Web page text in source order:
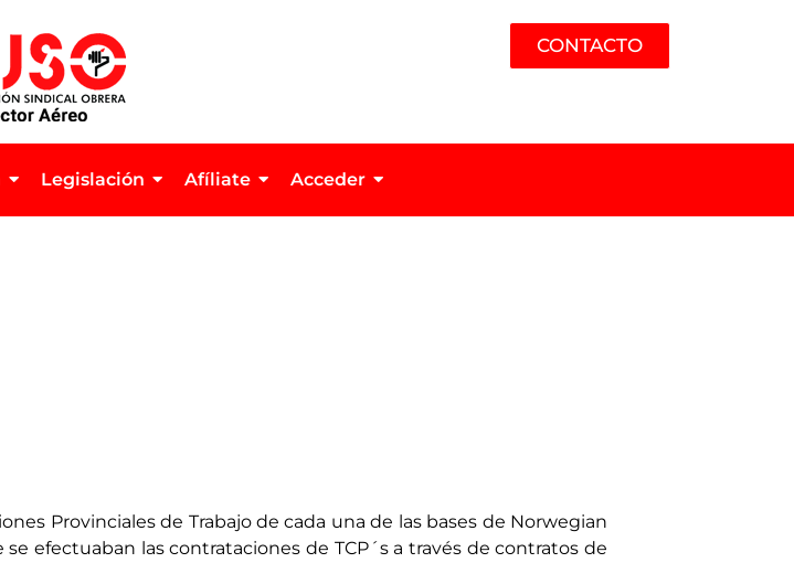
CONTACTO
Legislación Afíliate Acceder
Provinciales de Trabajo de cada una de las bases de Norwegian
efectuaban las contrataciones de TCP´s a través de contratos de